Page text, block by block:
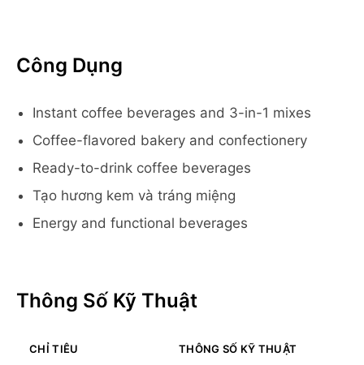
Công Dụng
Instant coffee beverages and 3-in-1 mixes
Coffee-flavored bakery and confectionery
Ready-to-drink coffee beverages
Tạo hương kem và tráng miệng
Energy and functional beverages
Thông Số Kỹ Thuật
CHỈ TIÊU THÔNG SỐ KỸ THUẬT